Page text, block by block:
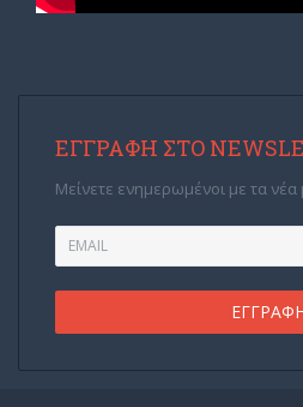
ΕΓΓΡΑΦΉ ΣΤΟ
Μείνετε ενημερωμένοι με τα νέα